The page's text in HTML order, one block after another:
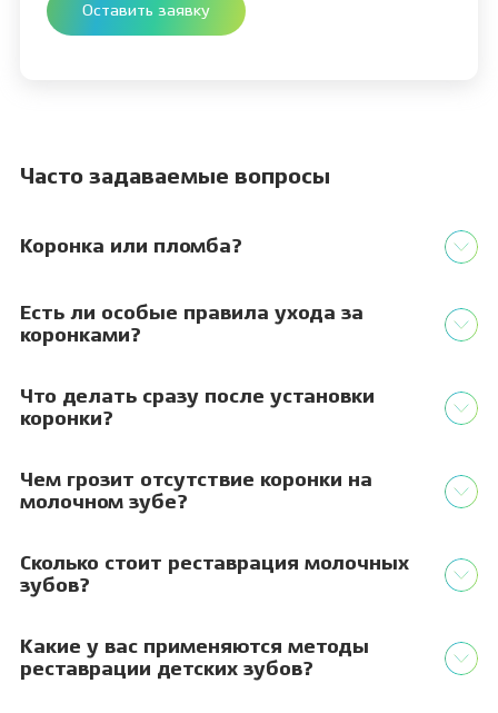
Оставить заявку
Часто задаваемые вопросы
Коронка или пломба?
Есть ли особые правила ухода за
коронками?
Что делать сразу после установки
коронки?
Чем грозит отсутствие коронки на
молочном зубе?
Сколько стоит реставрация молочных
зубов?
Какие у вас применяются методы
реставрации детских зубов?